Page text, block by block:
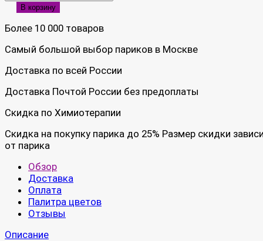
В корзину
Более 10 000 товаров
Самый большой выбор париков в Москве
Доставка по всей России
Доставка Почтой России без предоплаты
Скидка по Химиотерапии
Скидка на покупку парика до 25% Размер скидки
от парика
Обзор
Доставка
Оплата
Палитра цветов
Отзывы
Описание